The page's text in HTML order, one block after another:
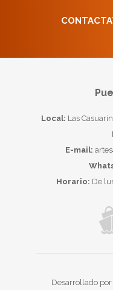
Local: Las
E-mail:
Horario: De
Desarrollado por